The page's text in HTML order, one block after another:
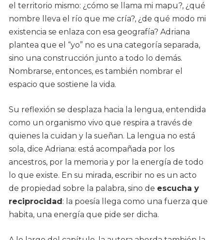
el territorio mismo: ¿cómo se llama mi mapu?, ¿qué
nombre lleva el río que me cría?, ¿de qué modo mi
existencia se enlaza con esa geografía? Adriana
plantea que el “yo” no es una categoría separada,
sino una construcción junto a todo lo demás.
Nombrarse, entonces, es también nombrar el
espacio que sostiene la vida.
Su reflexión se desplaza hacia la lengua, entendida
como un organismo vivo que respira a través de
quienes la cuidan y la sueñan. La lengua no está
sola, dice Adriana: está acompañada por los
ancestros, por la memoria y por la energía de todo
lo que existe. En su mirada, escribir no es un acto
de propiedad sobre la palabra, sino de escucha y
reciprocidad : la poesía llega como una fuerza que
habita, una energía que pide ser dicha.